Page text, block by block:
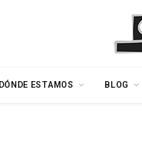
DÓNDE ESTAMOS BLOG